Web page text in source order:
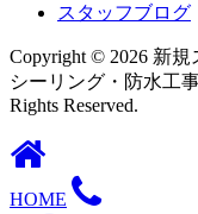
スタッフブログ
Copyright © 2026 新
シーリング・防水工
Rights Reserved.
HOME